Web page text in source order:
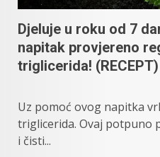
Djeluje u roku od 7
napitak provjereno
triglicerida! (RECEPT)
Uz pomoć ovog napitka
triglicerida. Ovaj potpuno
i čisti...